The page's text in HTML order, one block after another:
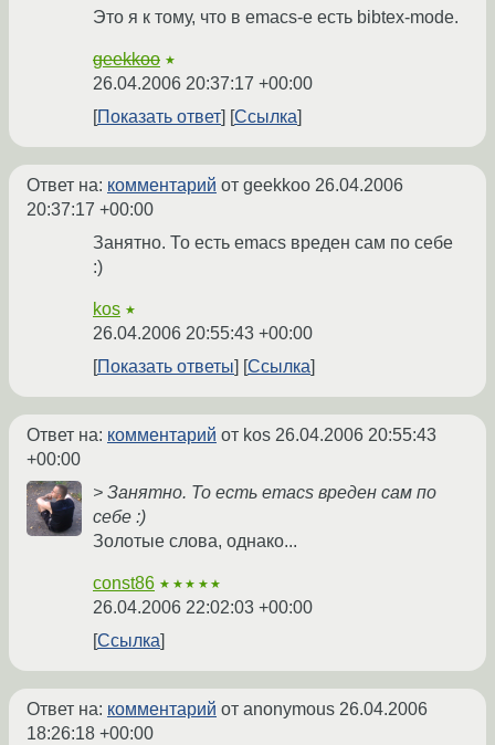
Это я к тому, что в emacs-е есть bibtex-mode.
geekkoo ★
26.04.2006 20:37:17 +00:00
Показать ответ
Ссылка
Ответ на: комментарий от geekkoo 26.04.2006
20:37:17 +00:00
Занятно. То есть emacs вреден сам по себе
:)
kos ★
26.04.2006 20:55:43 +00:00
Показать ответы
Ссылка
Ответ на: комментарий от kos 26.04.2006 20:55:43
+00:00
> Занятно. То есть emacs вреден сам по
себе :)
Золотые слова, однако...
const86 ★★★★★
26.04.2006 22:02:03 +00:00
Ссылка
Ответ на: комментарий от anonymous 26.04.2006
18:26:18 +00:00